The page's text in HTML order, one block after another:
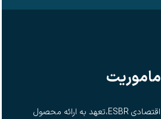
ماموریت
تمرکز بر تولید پایدار و اقتصادی ESBR،تعهد به ارائه محصول